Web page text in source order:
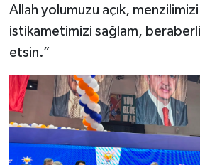
Allah yolumuzu açık,
istikametimizi sağlam,
etsin.”